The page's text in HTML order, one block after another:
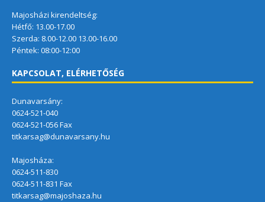
Majosházi kirendeltség:
Hétfő: 13.00-17.00
Szerda: 8.00-12.00 13.00-16.00
Péntek: 08:00-12:00
KAPCSOLAT, ELÉRHETŐSÉG
Dunavarsány:
0624-521-040
0624-521-056 Fax
titkarsag@dunavarsany.hu
Majosháza:
0624-511-830
0624-511-831 Fax
titkarsag@majoshaza.hu